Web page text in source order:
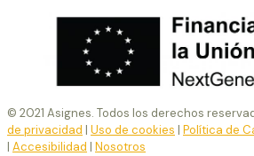
© 2021 Asignes. Todos los derechos
de privacidad | Uso de cookies | Política de
| Accesibilidad | Nosotros